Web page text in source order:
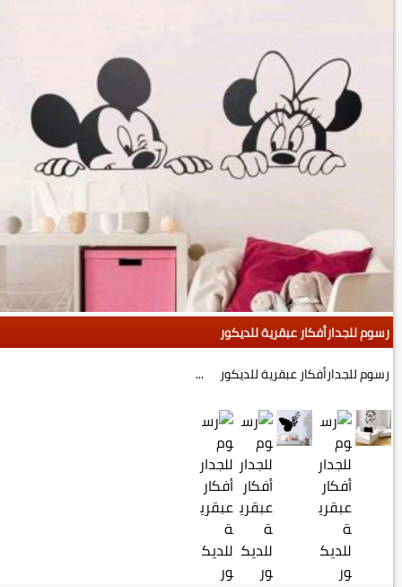
رسوم للجدارأفكار عبقرية للديكور
رسوم للجدارأفكار عبقرية للديكور ...